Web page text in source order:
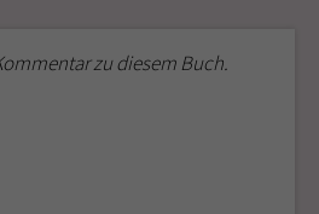
zu diesem Buch.